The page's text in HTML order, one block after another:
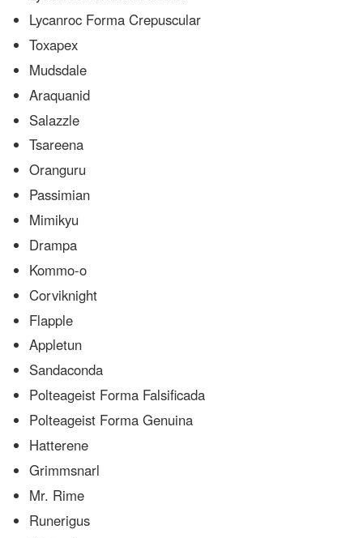
Lycanroc Forma Crepuscular
Toxapex
Mudsdale
Araquanid
Salazzle
Tsareena
Oranguru
Passimian
Mimikyu
Drampa
Kommo-o
Corviknight
Flapple
Appletun
Sandaconda
Polteageist Forma Falsificada
Polteageist Forma Genuina
Hatterene
Grimmsnarl
Mr. Rime
Runerigus